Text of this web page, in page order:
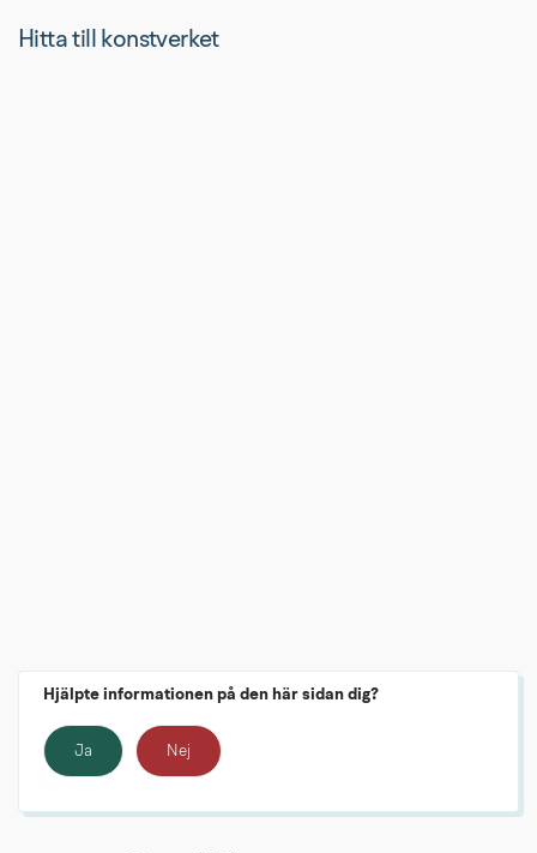
Hitta till konstverket
Hjälpte informationen på den här sidan dig?
Ja Nej